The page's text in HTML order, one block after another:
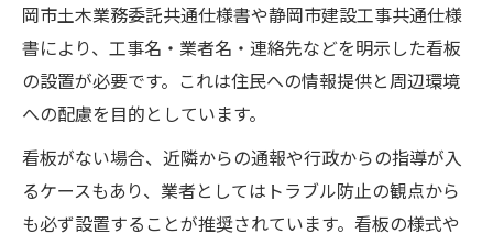
岡市土木業務委託共通仕様書や静岡市建設工事共通仕様
書により、工事名・業者名・連絡先などを明示した看板
の設置が必要です。これは住民への情報提供と周辺環境
への配慮を目的としています。
看板がない場合、近隣からの通報や行政からの指導が入
るケースもあり、業者としてはトラブル防止の観点から
も必ず設置することが推奨されています。看板の様式や